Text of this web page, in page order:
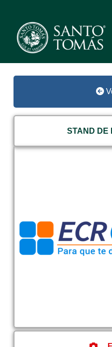
STAND DE